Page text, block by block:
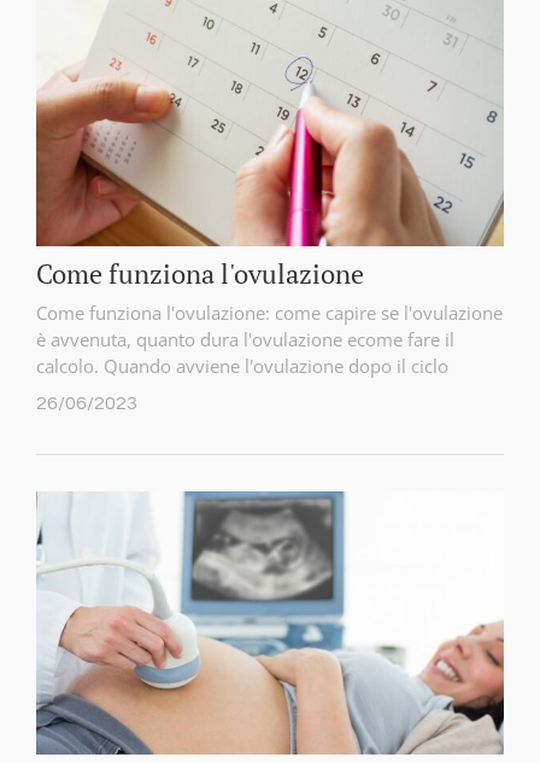
Come funziona l'ovulazione
Come funziona l'ovulazione: come capire se l'ovulazione
è avvenuta, quanto dura l'ovulazione ecome fare il
calcolo. Quando avviene l'ovulazione dopo il ciclo
26/06/2023